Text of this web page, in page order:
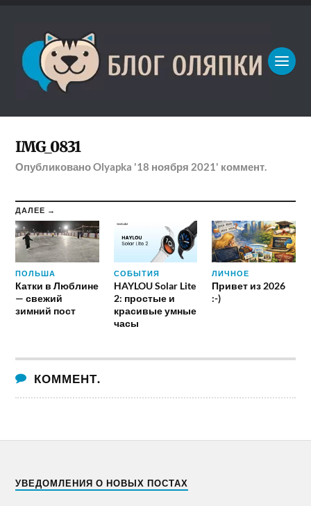
IMG_0831
ОпубликованоOlyapka '18 ноября 2021' коммент.
ДАЛЕЕ →
ПОЛЬША
Катки в Люблине
— свежий
зимний пост
СОБЫТИЯ
HAYLOU Solar Lite
2: простые и
красивые умные
часы
ЛИЧНОЕ
Привет из 2026
:-)
КОММЕНТ.
УВЕДОМЛЕНИЯ О НОВЫХ ПОСТАХ